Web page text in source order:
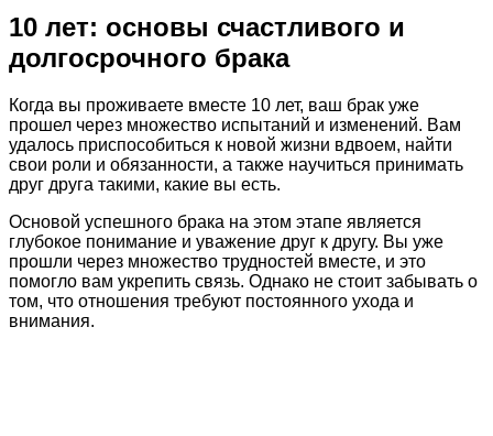
10 лет: основы счастливого и
долгосрочного брака
Когда вы проживаете вместе 10 лет, ваш брак уже
прошел через множество испытаний и изменений. Вам
удалось приспособиться к новой жизни вдвоем, найти
свои роли и обязанности, а также научиться принимать
друг друга такими, какие вы есть.
Основой успешного брака на этом этапе является
глубокое понимание и уважение друг к другу. Вы уже
прошли через множество трудностей вместе, и это
помогло вам укрепить связь. Однако не стоит забывать о
том, что отношения требуют постоянного ухода и
внимания.